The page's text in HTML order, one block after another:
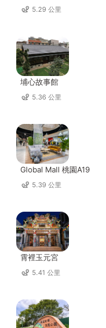
5.29 公里
埔心故事館
5.36 公里
Global Mall 桃園A19
5.39 公里
霄裡玉元宮
5.41 公里